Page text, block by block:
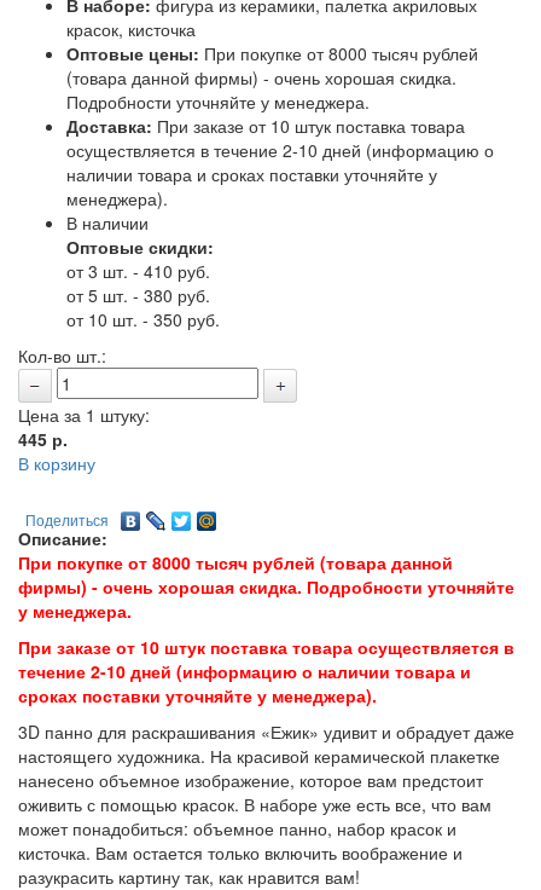
В наборе: фигура из керамики, палетка акриловых
красок, кисточка
Оптовые цены: При покупке от 8000 тысяч рублей
(товара данной фирмы) - очень хорошая скидка.
Подробности уточняйте у менеджера.
Доставка: При заказе от 10 штук поставка товара
осуществляется в течение 2-10 дней (информацию о
наличии товара и сроках поставки уточняйте у
менеджера).
В наличии
Оптовые скидки:
от 3 шт. - 410 руб.
от 5 шт. - 380 руб.
от 10 шт. - 350 руб.
Кол-во шт.:
Цена за 1 штуку:
445 р.
В корзину
Поделиться
Описание:
При покупке от 8000 тысяч рублей (товара данной
фирмы) - очень хорошая скидка. Подробности уточняйте
у менеджера.
При заказе от 10 штук поставка товара осуществляется в
течение 2-10 дней (информацию о наличии товара и
сроках поставки уточняйте у менеджера).
3D панно для раскрашивания «Ежик» удивит и обрадует даже
настоящего художника. На красивой керамической плакетке
нанесено объемное изображение, которое вам предстоит
оживить с помощью красок. В наборе уже есть все, что вам
может понадобиться: объемное панно, набор красок и
кисточка. Вам остается только включить воображение и
разукрасить картину так, как нравится вам!